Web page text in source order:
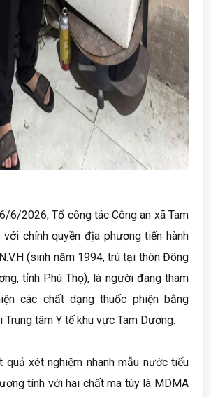
6/2026, Tổ công tác Công an xã Tam
chính quyền địa phương tiến hành
(sinh năm 1994, trú tại thôn Đông
tỉnh Phú Thọ), là người đang tham
các chất dạng thuốc phiện bằng
tâm Y tế khu vực Tam Dương.
quả xét nghiệm nhanh mẫu nước tiểu
tính với hai chất ma túy là MDMA